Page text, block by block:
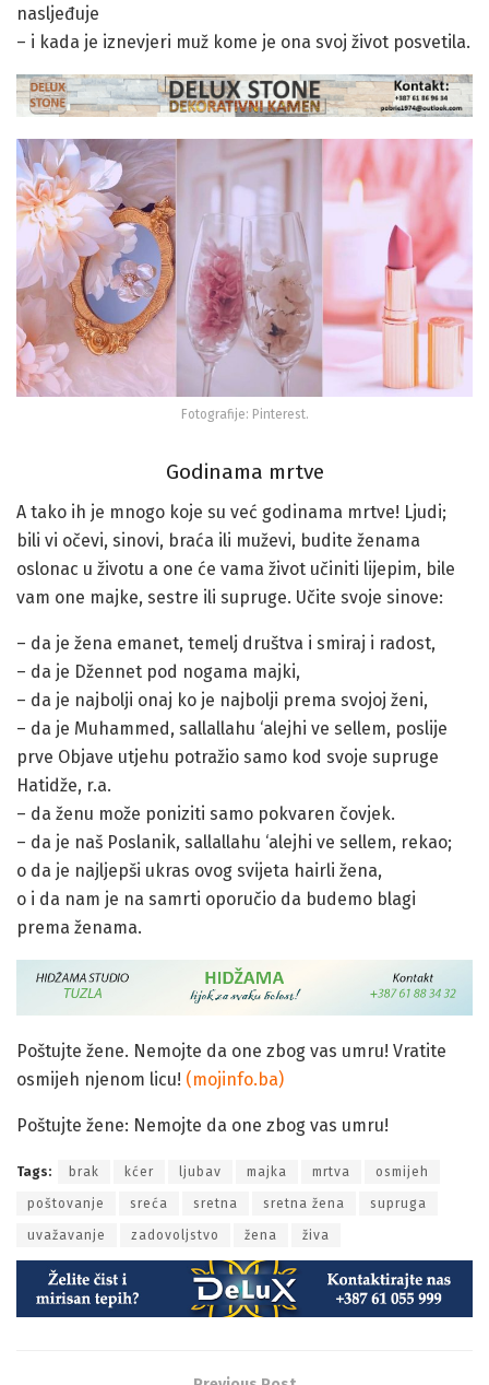
nasljeđuje
– i kada je iznevjeri muž kome je ona svoj život posvetila.
Fotografije: Pinterest.
Godinama mrtve
A tako ih je mnogo koje su već godinama mrtve! Ljudi;
bili vi očevi, sinovi, braća ili muževi, budite ženama
oslonac u životu a one će vama život učiniti lijepim, bile
vam one majke, sestre ili supruge. Učite svoje sinove:
– da je žena emanet, temelj društva i smiraj i radost,
– da je Džennet pod nogama majki,
– da je najbolji onaj ko je najbolji prema svojoj ženi,
– da je Muhammed, sallallahu ‘alejhi ve sellem, poslije
prve Objave utjehu potražio samo kod svoje supruge
Hatidže, r.a.
– da ženu može poniziti samo pokvaren čovjek.
– da je naš Poslanik, sallallahu ‘alejhi ve sellem, rekao;
o da je najljepši ukras ovog svijeta hairli žena,
o i da nam je na samrti oporučio da budemo blagi
prema ženama.
Poštujte žene. Nemojte da one zbog vas umru! Vratite
osmijeh njenom licu! (mojinfo.ba)
Poštujte žene: Nemojte da one zbog vas umru!
Tags: brak kćer ljubav majka mrtva osmijeh
poštovanje sreća sretna sretna žena supruga
uvažavanje zadovoljstvo žena živa